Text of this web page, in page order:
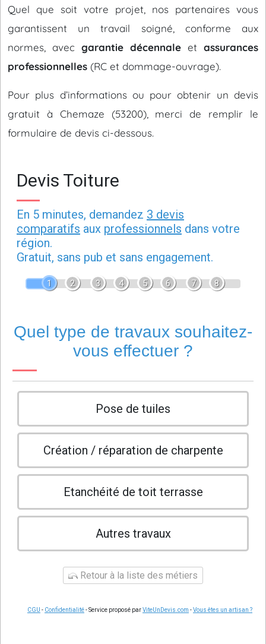
Quel que soit votre projet, nos partenaires vous
garantissent un travail soigné, conforme aux
normes, avec garantie décennale et assurances
professionnelles (RC et dommage-ouvrage).
Pour plus d’informations ou pour obtenir un devis
gratuit à Chemaze (53200), merci de remplir le
formulaire de devis ci-dessous.
Devis Toiture
En 5 minutes, demandez 3 devis
comparatifs aux professionnels dans votre
région.
Gratuit, sans pub et sans engagement.
1 2 3 4 5 6 7 8
Quel type de travaux souhaitez-
vous effectuer ?
Pose de tuiles
Création / réparation de charpente
Etanchéité de toit terrasse
Autres travaux
Retour à la liste des métiers
CGU - Confidentialité- Service proposé parViteUnDevis.com -Vous êtes un artisan ?